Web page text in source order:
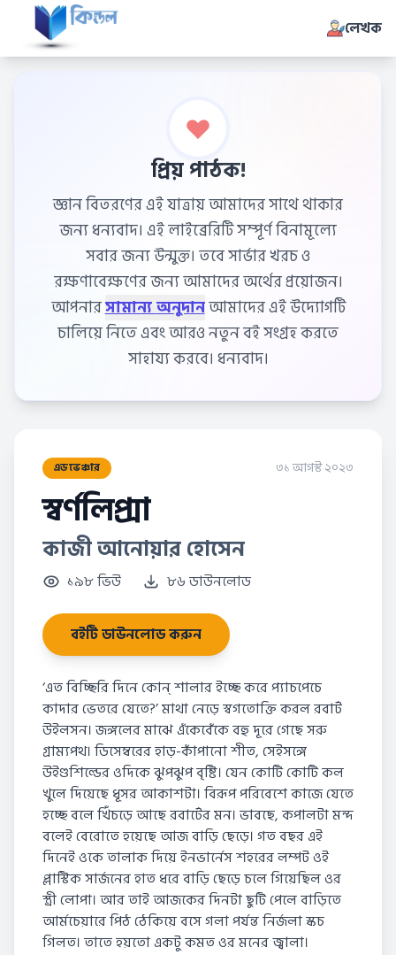
লেখক
প্রিয় পাঠক!
জ্ঞান বিতরণের এই যাত্রায় আমাদের সাথে থাকার
জন্য ধন্যবাদ। এই লাইব্রেরিটি সম্পূর্ণ বিনামূল্যে
সবার জন্য উন্মুক্ত। তবে সার্ভার খরচ ও
রক্ষণাবেক্ষণের জন্য আমাদের অর্থের প্রয়োজন।
আপনার
সামান্য অনুদানআমাদের এই উদ্যোগটি
চালিয়ে নিতে এবং আরও নতুন বই সংগ্রহ করতে
সাহায্য করবে। ধন্যবাদ।
এডভেঞ্চার ৩১ আগস্ট ২০২৩
স্বর্ণলিপ্সা
কাজী আনোয়ার হোসেন
১৯৮ ভিউ ৮৬ ডাউনলোড
বইটি ডাউনলোড করুন
‘এত বিচ্ছিরি দিনে কোন্ শালার ইচ্ছে করে প্যাচপেচে
কাদার ভেতরে যেতে?’ মাথা নেড়ে স্বগতোক্তি করল রবার্ট
উইলসন। জঙ্গলের মাঝে এঁকেবেঁকে বহু দূরে গেছে সরু
গ্রাম্যপথ। ডিসেম্বরের হাড়-কাঁপানো শীত, সেইসঙ্গে
উইণ্ডশিল্ডের ওদিকে ঝুপঝুপ বৃষ্টি। যেন কোটি কোটি কল
খুলে দিয়েছে ধূসর আকাশটা। বিরূপ পরিবেশে কাজে যেতে
হচ্ছে বলে খিঁচড়ে আছে রবার্টের মন। ভাবছে, কপালটা মন্দ
বলেই বেরোতে হয়েছে আজ বাড়ি ছেড়ে। গত বছর এই
দিনেই ওকে তালাক দিয়ে ইনভার্নেস শহরের লম্পট ওই
প্লাস্টিক সার্জনের হাত ধরে বাড়ি ছেড়ে চলে গিয়েছিল ওর
স্ত্রী লোপা। আর তাই আজকের দিনটা ছুটি পেলে বাড়িতে
আর্মচেয়ারে পিঠ ঠেকিয়ে বসে গলা পর্যন্ত নির্জলা স্কচ
গিলত। তাতে হয়তো একটু কমত ওর মনের জ্বালা।